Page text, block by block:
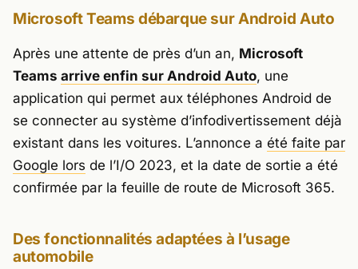
Microsoft Teams débarque sur Android Auto
Après une attente de près d’un an, Microsoft
Teams arrive enfin sur Android Auto, une
application qui permet aux téléphones Android de
se connecter au système d’infodivertissement déjà
existant dans les voitures. L’annonce a été faite par
Google lors de l’I/O 2023, et la date de sortie a été
confirmée par la feuille de route de Microsoft 365.
Des fonctionnalités adaptées à l’usage
automobile